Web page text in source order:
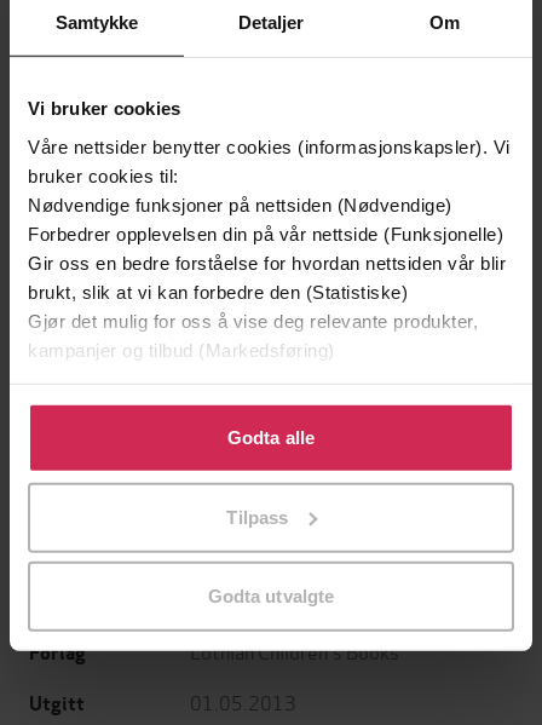
Samtykke Detaljer Om
Vi bruker cookies
Våre nettsider benytter cookies (informasjonskapsler). Vi
bruker cookies til:
Nødvendige funksjoner på nettsiden (Nødvendige)
Forbedrer opplevelsen din på vår nettside (Funksjonelle)
Gir oss en bedre forståelse for hvordan nettsiden vår blir
brukt, slik at vi kan forbedre den (Statistiske)
Gjør det mulig for oss å vise deg relevante produkter,
kampanjer og tilbud (Markedsføring)
Klikk på «Godta alle» for å gi oss ditt samtykke til å
bruke cookies for alle disse formålene. Du kan også
tilpasse ditt samtykke til spesifikke formål ved å klikke
Godta alle
Tilpass
Godta utvalgte
Premium
Vinner av Rivertonprisen
Minnesota
EBOK
Premium
Utskudd
EBOK
Garry Disher(forfatter)
Forlag Lothian Children's Books
Utgitt 01.05.2013